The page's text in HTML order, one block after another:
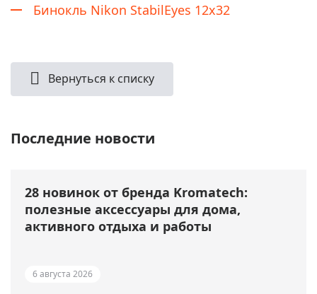
Бинокль Nikon StabilEyes 12x32
Вернуться к списку
Последние новости
28 новинок от бренда Kromatech:
полезные аксессуары для дома,
активного отдыха и работы
6 августа 2026